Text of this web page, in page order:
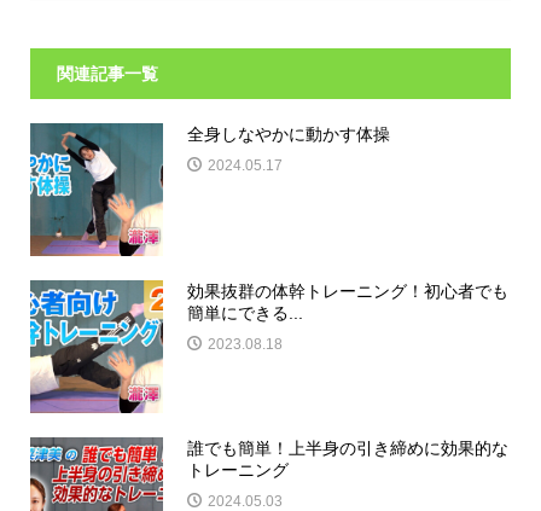
関連記事一覧
全身しなやかに動かす体操
2024.05.17
効果抜群の体幹トレーニング！初心者でも
簡単にできる...
2023.08.18
誰でも簡単！上半身の引き締めに効果的な
トレーニング
2024.05.03